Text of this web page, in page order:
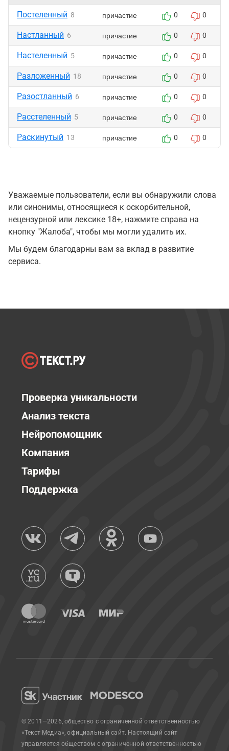
Постеленный 8 причастие 0 0
Настланный 6 причастие 0 0
Настеленный 5 причастие 0 0
Разложенный 18 причастие 0 0
Разостланный 6 причастие 0 0
Расстеленный 5 причастие 0 0
Раскинутый 13 причастие 0 0
Уважаемые пользователи, если вы обнаружили слова
или синонимы, относящиеся к оскорбительной,
нецензурной или лексике 18+, нажмите справа на
кнопку "Жалоба", чтобы мы могли удалить их.
Мы будем благодарны вам за вклад в развитие
сервиса.
Проверка уникальности
Анализ текста
Нейропомощник
Компания
Тарифы
Поддержка
© 2011—2026, общество с ограниченной ответственностью
«Текст Медиа», официальный сайт. Настоящий сайт
управляется обществом с ограниченной ответственностью